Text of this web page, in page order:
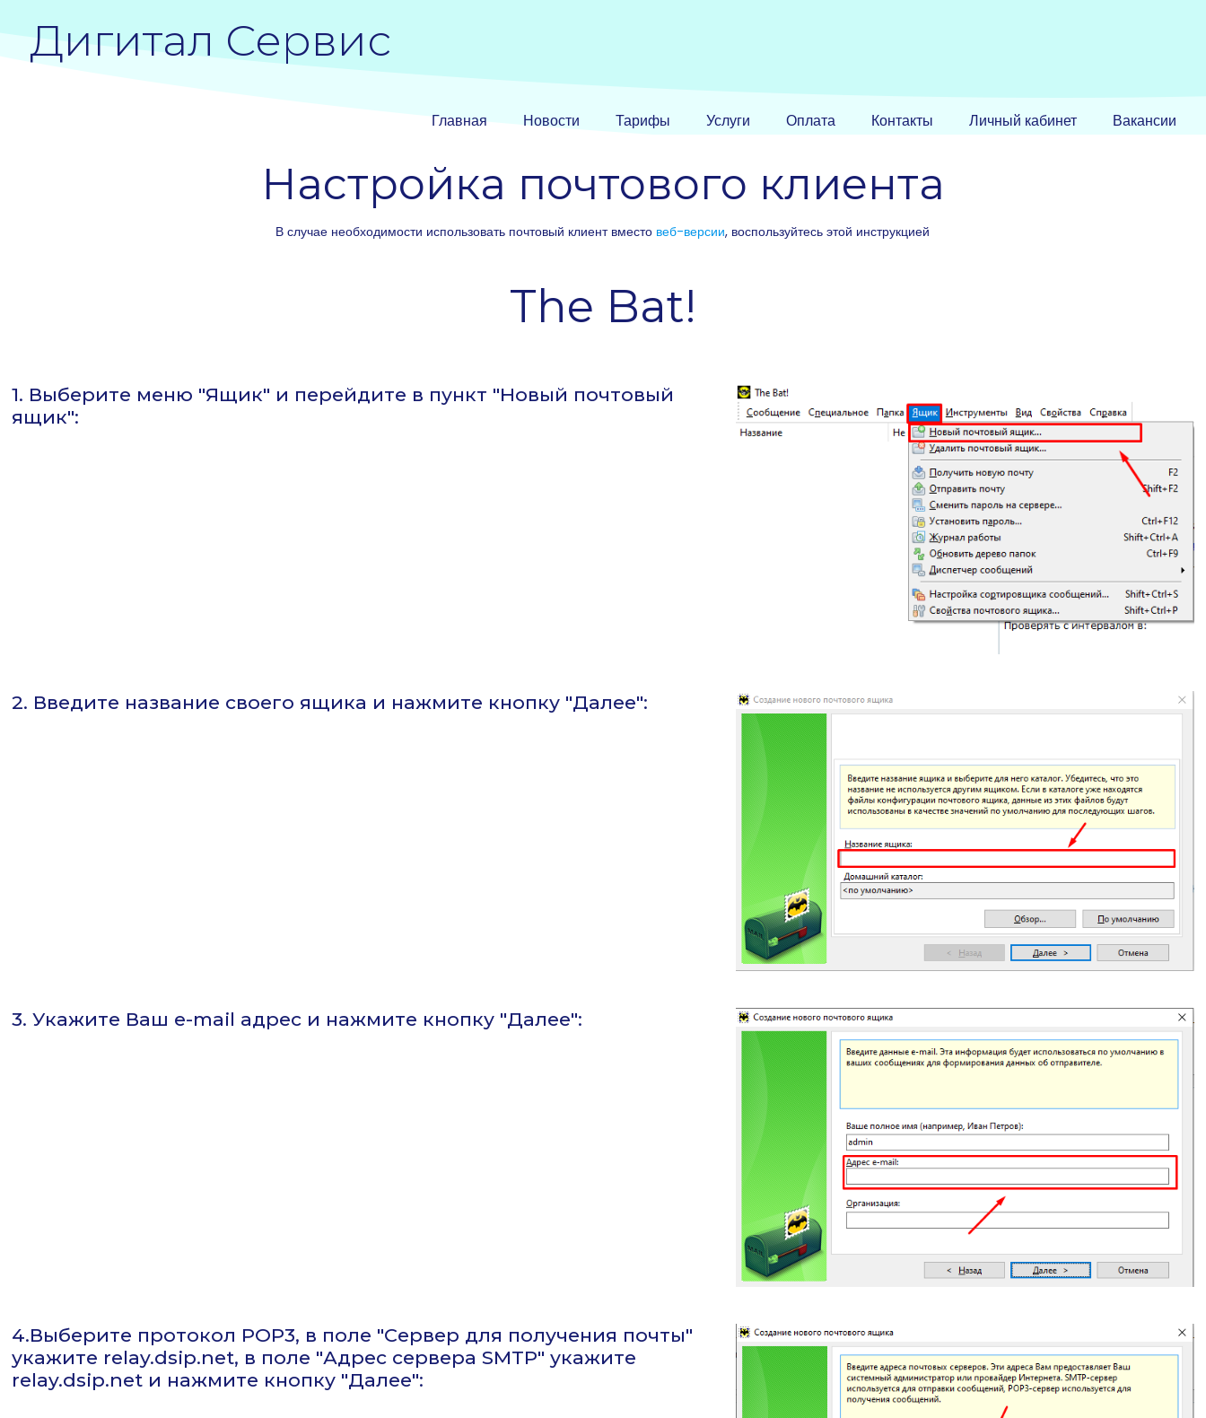
Дигитал Сервис
Главная Новости Тарифы Услуги Оплата Контакты Личный кабинет Вакансии
Настройка почтового клиента
В случае необходимости использовать почтовый клиент вместо веб-версии, воспользуйтесь этой инструкцией
The Bat!
1. Выберите меню "Ящик" и перейдите в пункт "Новый почтовый
ящик":
2. Введите название своего ящика и нажмите кнопку "Далее":
3. Укажите Ваш e-mail адрес и нажмите кнопку "Далее":
4.Выберите протокол POP3, в поле "Сервер для получения почты"
укажите relay.dsip.net, в поле "Адрес сервера SMTP" укажите
relay.dsip.net и нажмите кнопку "Далее":